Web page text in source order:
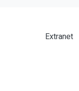
Extranet